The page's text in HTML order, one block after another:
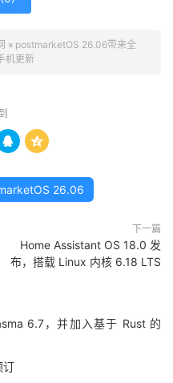
» postmarketOS 26.06带来全
机更新
 
26.06
下一篇
Home Assistant OS 18.0 发
布，搭载 Linux 内核 6.18 LTS
6.7，并加入基于 Rust 的
订